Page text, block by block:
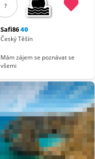
?
Safi8640
Český Těšín
Mám zájem se poznávat se
všemi